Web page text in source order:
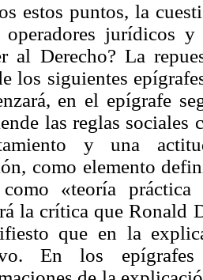
estos puntos, la
operadores jurídicos
al Derecho? La
los siguientes
en el epígrafe
las reglas
y una
como elemento
como «teoría
la crítica que Ronald
que en la
En los